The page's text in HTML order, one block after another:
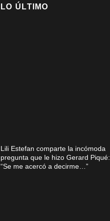
LO ÚLTIMO
Lili Estefan comparte la incómoda
pregunta que le hizo Gerard Piqué:
“Se me acercó a decirme…”